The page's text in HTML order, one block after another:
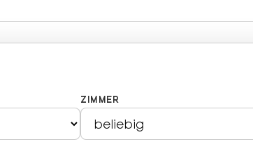
ZIMMER